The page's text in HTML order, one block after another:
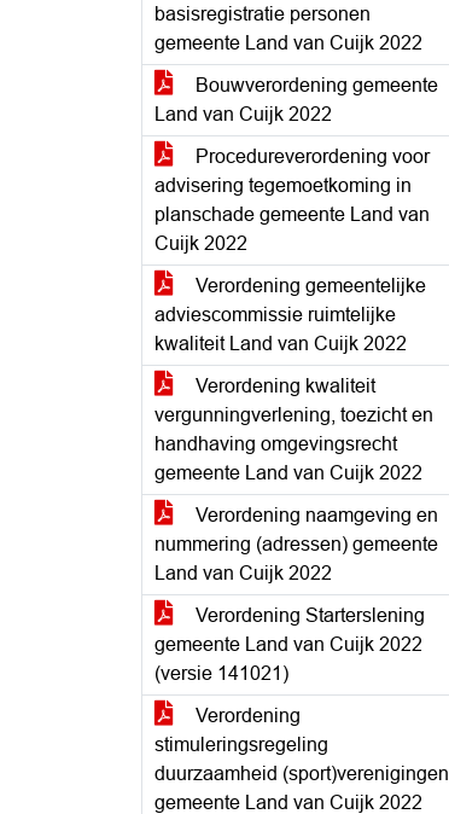
basisregistratie personen
gemeente Land van Cuijk 2022
Bouwverordening gemeente
Land van Cuijk 2022
Procedureverordening voor
advisering tegemoetkoming in
planschade gemeente Land van
Cuijk 2022
Verordening gemeentelijke
adviescommissie ruimtelijke
kwaliteit Land van Cuijk 2022
Verordening kwaliteit
vergunningverlening, toezicht en
handhaving omgevingsrecht
gemeente Land van Cuijk 2022
Verordening naamgeving en
nummering (adressen) gemeente
Land van Cuijk 2022
Verordening Starterslening
gemeente Land van Cuijk 2022
(versie 141021)
Verordening
stimuleringsregeling
duurzaamheid (sport)verenigingen
gemeente Land van Cuijk 2022